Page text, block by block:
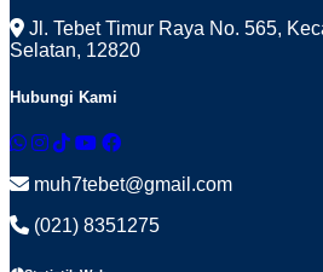
Jl. Tebet Timur Raya No. 565,
Selatan, 12820
Hubungi Kami
muh7tebet@gmail.com
(021) 8351275